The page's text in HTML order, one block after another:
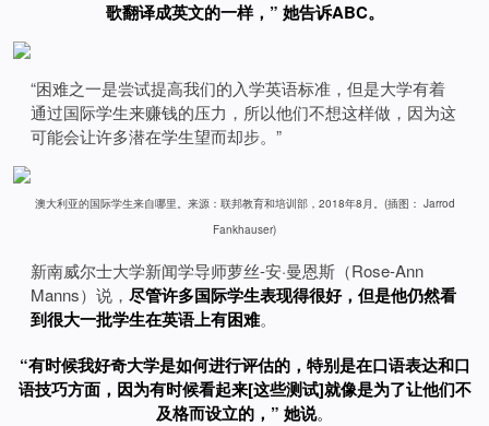
歌翻译成英文的一样，” 她告诉ABC。
“困难之一是尝试提高我们的入学英语标准，但是大学有着
通过国际学生来赚钱的压力，所以他们不想这样做，因为这
可能会让许多潜在学生望而却步。”
澳大利亚的国际学生来自哪里。来源：联邦教育和培训部，2018年8月。(插图： Jarrod
Fankhauser)
新南威尔士大学新闻学导师萝丝-安·曼恩斯（Rose-Ann
Manns）说， 尽管许多国际学生表现得很好，但是他仍然看
到很大一批学生在英语上有困难。
“有时候我好奇大学是如何进行评估的，特别是在口语表达和口
语技巧方面，因为有时候看起来[这些测试]就像是为了让他们不
及格而设立的，” 她说。